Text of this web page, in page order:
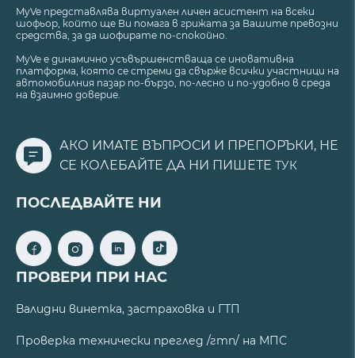
MyVe представлява виртуален личен асистент на всеки
шофьор, който ще Ви помага в грижата за Вашите превозни
средства, за да шофирате по-спокойно.
MyVe е динамично усъвършенстваща се иновативна
платформа, която се стреми да свърже всички участници на
автомобилния пазар по-бързо, по-лесно и по-удобно в среда
на взаимно доверие.
АКО ИМАТЕ ВЪПРОСИ И ПРЕПОРЪКИ, НЕ
СЕ КОЛЕБАЙТЕ ДА НИ ПИШЕТЕ ТУК
ПОСЛЕДВАЙТЕ НИ
ПРОВЕРИ ПРИ НАС
Валидни винетка, застраховка и ГТП
Проверка технически преглед /гтп/ на МПС